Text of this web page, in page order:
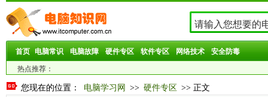
首页 电脑常识 电脑故障 硬件专区 软件专区 网络技术 安全防毒
热点推荐：
您现在的位置： 电脑学习网 >> 硬件专区 >> 正文